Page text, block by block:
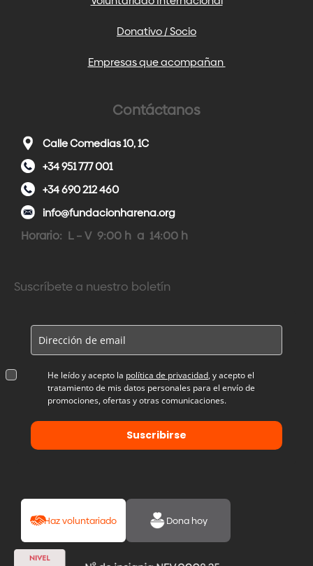
Donativo / Socio
Empresas que acompañan
Contáctanos
Calle Comedias 10, 1C
+34 951 777 001
+34 690 212 460
info@fundacionharena.org
Horario: L – V 9:00 h a 14:00 h
Suscríbete a nuestro boletín
He leído y acepto la política de privacidad, y acepto el
tratamiento de mis datos personales para el envío de
promociones, ofertas y otras comunicaciones.
Suscribirse
Haz voluntariado Dona hoy